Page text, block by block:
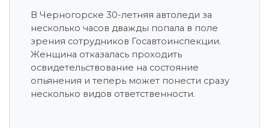
В Черногорске 30-летняя автоледи за
несколько часов дважды попала в поле
зрения сотрудников Госавтоинспекции.
Женщина отказалась проходить
освидетельствование на состояние
опьянения и теперь может понести сразу
несколько видов ответственности.